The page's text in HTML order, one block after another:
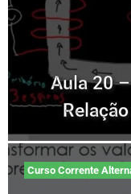
Aula 20
Curso Corrente